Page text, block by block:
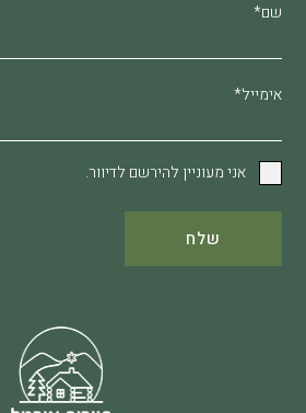
שם*
אימייל*
אני מעוניין להירשם לדיוור.